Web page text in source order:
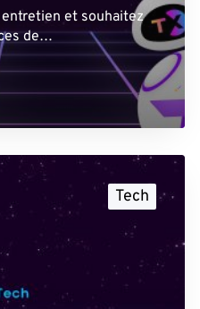
entretien et souhaitez
de…
Tech